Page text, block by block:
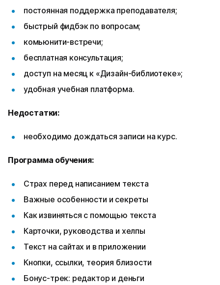
постоянная поддержка преподавателя;
быстрый фидбэк по вопросам;
комьюнити-встречи;
бесплатная консультация;
доступ на месяц к «Дизайн-библиотеке»;
удобная учебная платформа.
Недостатки:
необходимо дождаться записи на курс.
Программа обучения:
Страх перед написанием текста
Важные особенности и секреты
Как извиняться с помощью текста
Карточки, руководства и хелпы
Текст на сайтах и в приложении
Кнопки, ссылки, теория близости
Бонус-трек: редактор и деньги